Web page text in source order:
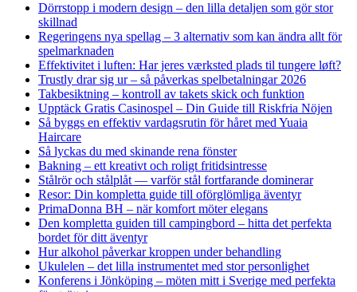
Dörrstopp i modern design – den lilla detaljen som gör stor
skillnad
Regeringens nya spellag – 3 alternativ som kan ändra allt för
spelmarknaden
Effektivitet i luften: Har jeres værksted plads til tungere løft?
Trustly drar sig ur – så påverkas spelbetalningar 2026
Takbesiktning – kontroll av takets skick och funktion
Upptäck Gratis Casinospel – Din Guide till Riskfria Nöjen
Så byggs en effektiv vardagsrutin för håret med Yuaia
Haircare
Så lyckas du med skinande rena fönster
Bakning – ett kreativt och roligt fritidsintresse
Stålrör och stålplåt — varför stål fortfarande dominerar
Resor: Din kompletta guide till oförglömliga äventyr
PrimaDonna BH – när komfort möter elegans
Den kompletta guiden till campingbord – hitta det perfekta
bordet för ditt äventyr
Hur alkohol påverkar kroppen under behandling
Ukulelen – det lilla instrumentet med stor personlighet
Konferens i Jönköping – möten mitt i Sverige med perfekta